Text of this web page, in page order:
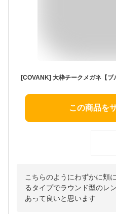
この商品を
こちらのようにわずかに頬
るタイプでラウンド型のレ
あって良いと思います